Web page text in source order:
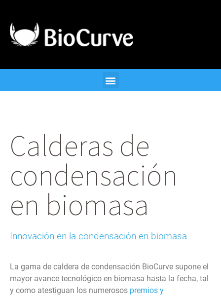
Calderas de
condensación
en biomasa
Innovación en la condensación en biomasa
La gama de caldera de condensación BioCurve supone el
mayor avance tecnológico en biomasa hasta la fecha, tal
y como atestiguan los numerosos premios y